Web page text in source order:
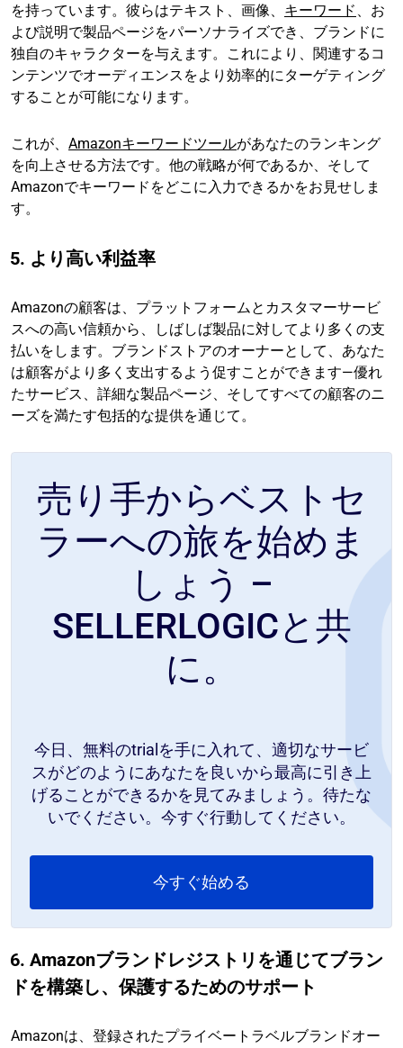
を持っています。彼らはテキスト、画像、 キーワード
、お
よび説明で製品ページをパーソナライズでき、ブランドに
独自のキャラクターを与えます。これにより、関連するコ
ンテンツでオーディエンスをより効率的にターゲティング
することが可能になります。
これが、 Amazonキーワードツールがあなたのランキング
を向上させる方法です。他の戦略が何であるか、そして
Amazonでキーワードをどこに入力できるかをお見せしま
す。
5. より高い利益率
Amazonの顧客は、プラットフォームとカスタマーサービ
スへの高い信頼から、しばしば製品に対してより多くの支
払いをします。ブランドストアのオーナーとして、あなた
は顧客がより多く支出するよう促すことができます—優れ
たサービス、詳細な製品ページ、そしてすべての顧客のニ
ーズを満たす包括的な提供を通じて。
売り手からベストセ
ラーへの旅を始めま
しょう –
SELLERLOGICと共
に。
今日、無料のtrialを手に入れて、適切なサービ
スがどのようにあなたを良いから最高に引き上
げることができるかを見てみましょう。待たな
いでください。今すぐ行動してください。
今すぐ始める
6. Amazonブランドレジストリを通じてブラン
ドを構築し、保護するためのサポート
Amazonは、登録されたプライベートラベルブランドオー